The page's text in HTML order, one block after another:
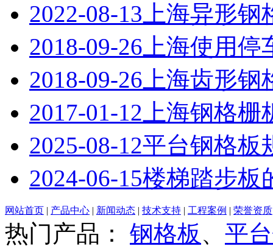
2022-08-13 上海异形
2018-09-26 上海使用
2018-09-26 上海齿形
2017-01-12 上海钢格
2025-08-12平台钢格板
2024-06-15楼梯踏步板
网站首页 | 产品中心 | 新闻动态 | 技术支持 | 工程案例 | 荣誉资质
热门产品： 钢格板 、 平